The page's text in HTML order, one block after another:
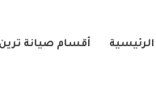
الرئيسية أقسام صيانة ترين